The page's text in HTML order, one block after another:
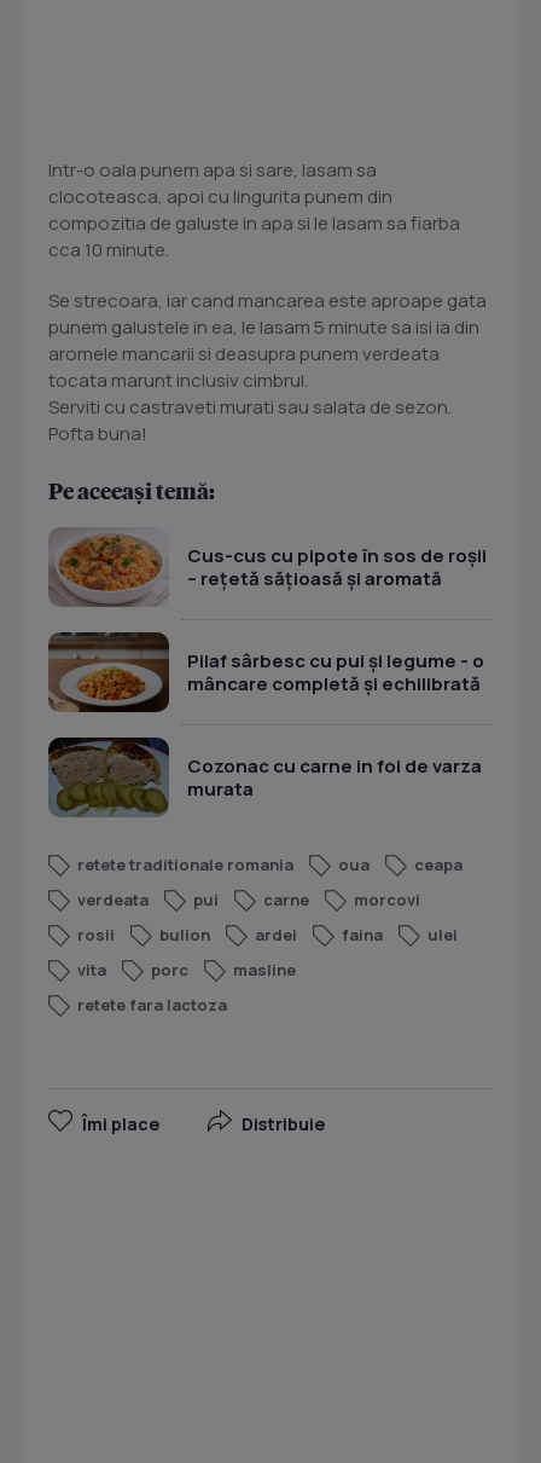
Intr-o oala punem apa si sare, lasam sa
clocoteasca, apoi cu lingurita punem din
compozitia de galuste in apa si le lasam sa fiarba
cca 10 minute.
Se strecoara, iar cand mancarea este aproape gata
punem galustele in ea, le lasam 5 minute sa isi ia din
aromele mancarii si deasupra punem verdeata
tocata marunt inclusiv cimbrul.
Serviti cu castraveti murati sau salata de sezon.
Pofta buna!
Pe aceeași temă:
Cus-cus cu pipote în sos de roșii
– rețetă sățioasă și aromată
Pilaf sârbesc cu pui și legume - o
mâncare completă și echilibrată
Cozonac cu carne in foi de varza
murata
retete traditionale romania oua
ceapa
verdeata
pui carne
morcovi
rosii
bulion ardei faina
ulei
vita
porc
masline
retete fara lactoza
Îmi place Distribuie